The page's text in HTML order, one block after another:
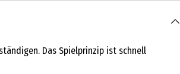
Das Spielprinzip ist schnell